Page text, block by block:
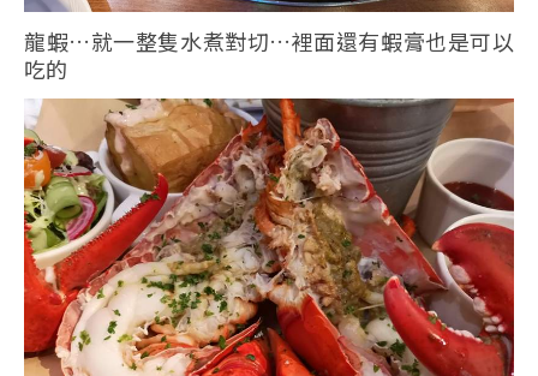
龍蝦…就一整隻水煮對切…裡面還有蝦膏也是可以
吃的